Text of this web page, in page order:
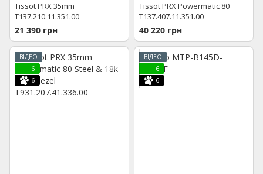
Tissot PRX 35mm
T137.210.11.351.00
21 390 грн
Tissot PRX Powermatic 80
T137.407.11.351.00
40 220 грн
ВІДЕО
6
6
ВІДЕО
6
6